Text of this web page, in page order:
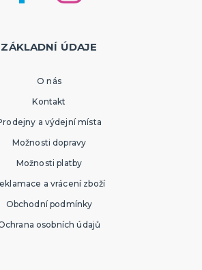
ZÁKLADNÍ ÚDAJE
O nás
Kontakt
a výdejní místa
Možnosti dopravy
Možnosti platby
a vrácení zboží
Obchodní podmínky
osobních údajů